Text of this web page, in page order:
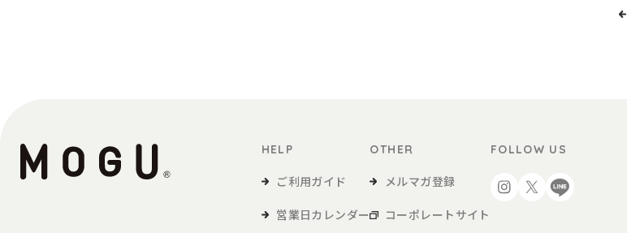
HELP
ご利用ガイド
営業日カレンダー
OTHER
メルマガ登録
コーポレートサイト
FOLLOW US